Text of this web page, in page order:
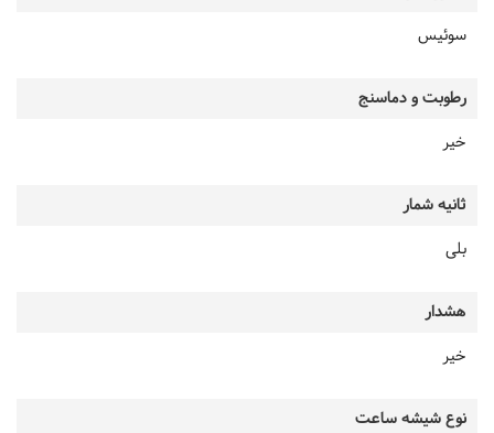
سوئیس
رطوبت و دماسنج
خیر
ثانیه شمار
بلی
هشدار
خیر
نوع شیشه ساعت